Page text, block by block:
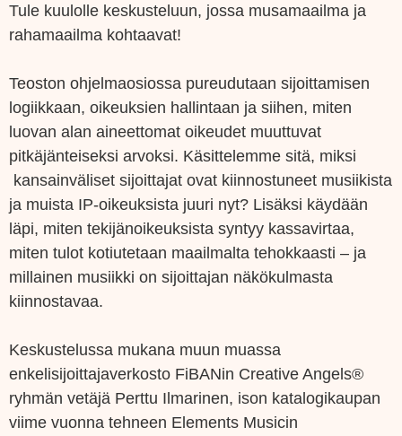
Tule kuulolle keskusteluun, jossa musamaailma ja
rahamaailma kohtaavat!
Teoston ohjelmaosiossa pureudutaan sijoittamisen
logiikkaan, oikeuksien hallintaan ja siihen, miten
luovan alan aineettomat oikeudet muuttuvat
pitkäjänteiseksi arvoksi. Käsittelemme sitä, miksi
kansainväliset sijoittajat ovat kiinnostuneet musiikista
ja muista IP-oikeuksista juuri nyt? Lisäksi käydään
läpi, miten tekijänoikeuksista syntyy kassavirtaa,
miten tulot kotiutetaan maailmalta tehokkaasti – ja
millainen musiikki on sijoittajan näkökulmasta
kiinnostavaa.
Keskustelussa mukana muun muassa
enkelisijoittajaverkosto FiBANin Creative Angels®
ryhmän vetäjä Perttu Ilmarinen, ison katalogikaupan
viime vuonna tehneen Elements Musicin